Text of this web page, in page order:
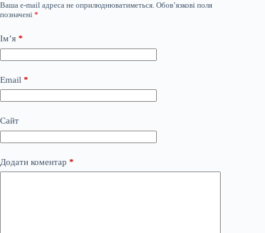
Ваша e-mail адреса не оприлюднюватиметься. Обов’язкові поля
позначені *
Ім’я *
Email *
Сайт
Додати коментар *